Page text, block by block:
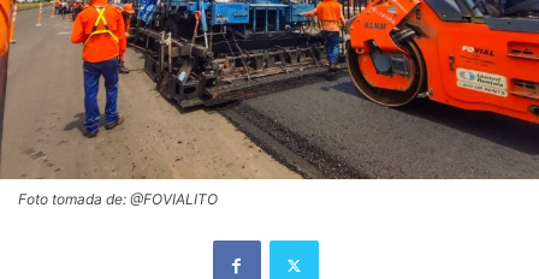
Foto tomada de: @FOVIALITO